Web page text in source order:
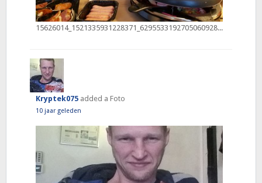
15626014_1521335931228371_6295533192705060928_o
Kryptek075 added a Foto
10 jaar geleden